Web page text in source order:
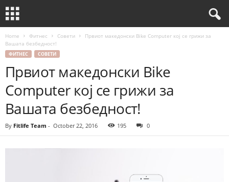
Home Фитнес Совети
Првиот македонски Bike Computer кој се грижи за
Вашата безбедност!
ФИТНЕС СОВЕТИ
Првиот македонски Bike
Computer кој се грижи за
Вашата безбедност!
By Fitlife Team - October 22, 2016 195 0